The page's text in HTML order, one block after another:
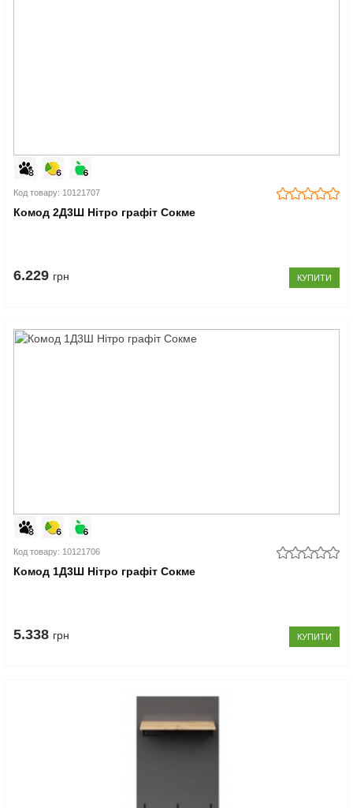
Код товару: 10121707
Комод 2Д3Ш Нітро графіт Сокме
6.229 грн КУПИТИ
Код товару: 10121706
Комод 1Д3Ш Нітро графіт Сокме
5.338 грн КУПИТИ